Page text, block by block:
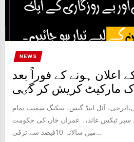
NEWS
اعلان ہونے کے فوراً بعد
مارکیٹ کریش کر گٸی
آئل اینڈ گیس، بینکنگ سمیت تمام
پر 10فیصد سپر ٹیکس عائد،۔ عمران خان کی حکومت
میں سالانہ 10فیصد سے ترقی...